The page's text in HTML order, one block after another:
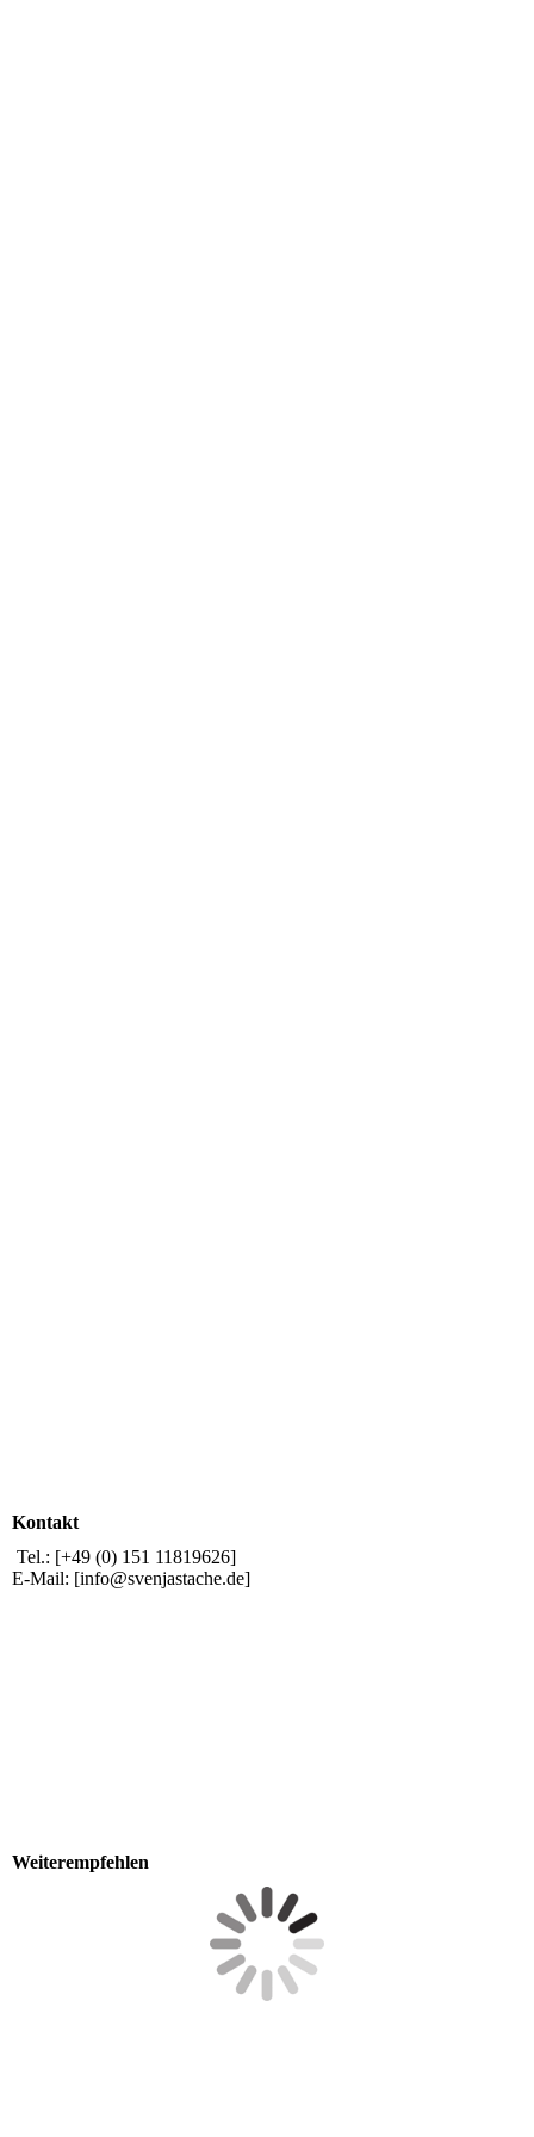
Kontakt
Tel.: [+49 (0) 151 11819626]
E-Mail: [info@svenjastache.de]
Weiterempfehlen